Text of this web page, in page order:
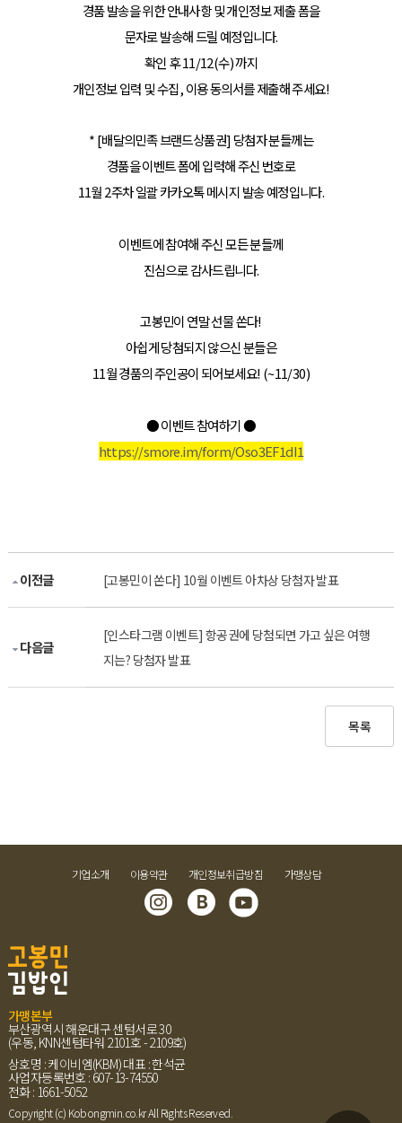
경품 발송을 위한 안내사항 및 개인정보 제출 폼을
문자로 발송해 드릴 예정입니다.
확인 후 11/12(수) 까지
개인정보 입력 및 수집, 이용 동의서를 제출해 주세요!
* [배달의민족 브랜드상품권] 당첨자 분들께는
경품을 이벤트 폼에 입력해 주신 번호로
11월 2주차 일괄 카카오톡 메시지 발송 예정입니다.
이벤트에 참여해 주신 모든 분들께
진심으로 감사드립니다.
고봉민이 연말 선물 쏜다!
아쉽게 당첨되지 않으신 분들은
11월 경품의 주인공이 되어보세요! (~11/30)
● 이벤트 참여하기●
https://smore.im/form/Oso3EF1dI1
이전글 [고봉민이 쏜다] 10월 이벤트 아차상 당첨자 발표
다음글
[인스타그램 이벤트] 항공권에 당첨되면 가고 싶은 여행
지는? 당첨자 발표
목록
기업소개 이용약관 개인정보취급방침 가맹상담
가맹본부
부산광역시 해운대구 센텀서로 30
(우동, KNN센텀타워 2101호 - 2109호)
상호명 : 케이비엠(KBM)대표 : 한석균
사업자등록번호 : 607-13-74550
전화 : 1661-5052
Copyright (c) Kobongmin.co.kr All Rights Reserved.